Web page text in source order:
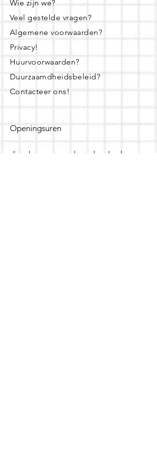
Wie zijn we?
Veel gestelde vragen?
Algemene voorwaarden?
Privacy!
Huurvoorwaarden?
Duurzaamdheidsbeleid?
Contacteer ons!
Openingsuren
dinsdag - woensdag- donderdag: